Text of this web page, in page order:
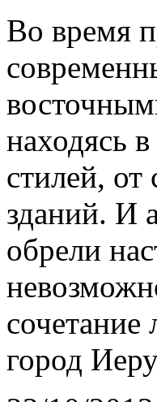
Во время
находясь
стилей,
зданий. И
обрели
город